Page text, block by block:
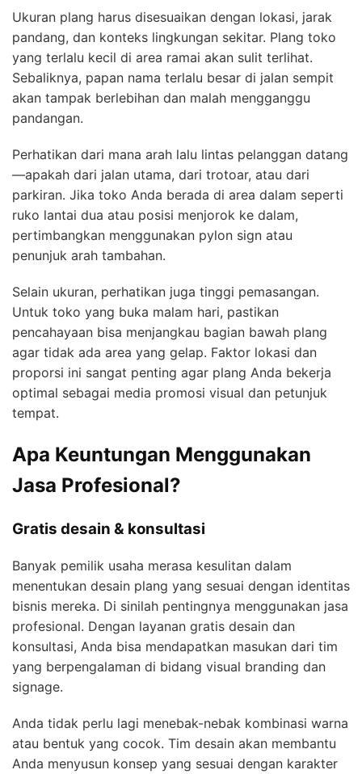
Ukuran plang harus disesuaikan dengan lokasi, jarak
pandang, dan konteks lingkungan sekitar. Plang toko
yang terlalu kecil di area ramai akan sulit terlihat.
Sebaliknya, papan nama terlalu besar di jalan sempit
akan tampak berlebihan dan malah mengganggu
pandangan.
Perhatikan dari mana arah lalu lintas pelanggan datang
—apakah dari jalan utama, dari trotoar, atau dari
parkiran. Jika toko Anda berada di area dalam seperti
ruko lantai dua atau posisi menjorok ke dalam,
pertimbangkan menggunakan pylon sign atau
penunjuk arah tambahan.
Selain ukuran, perhatikan juga tinggi pemasangan.
Untuk toko yang buka malam hari, pastikan
pencahayaan bisa menjangkau bagian bawah plang
agar tidak ada area yang gelap. Faktor lokasi dan
proporsi ini sangat penting agar plang Anda bekerja
optimal sebagai media promosi visual dan petunjuk
tempat.
Apa Keuntungan Menggunakan
Jasa Profesional?
Gratis desain & konsultasi
Banyak pemilik usaha merasa kesulitan dalam
menentukan desain plang yang sesuai dengan identitas
bisnis mereka. Di sinilah pentingnya menggunakan jasa
profesional. Dengan layanan gratis desain dan
konsultasi, Anda bisa mendapatkan masukan dari tim
yang berpengalaman di bidang visual branding dan
signage.
Anda tidak perlu lagi menebak-nebak kombinasi warna
atau bentuk yang cocok. Tim desain akan membantu
Anda menyusun konsep yang sesuai dengan karakter